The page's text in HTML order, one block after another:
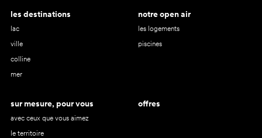
les destinations
lac
ville
colline
mer
notre open air
les logements
piscines
sur mesure, pour vous
avec ceux que vous aimez
le territoire
offres